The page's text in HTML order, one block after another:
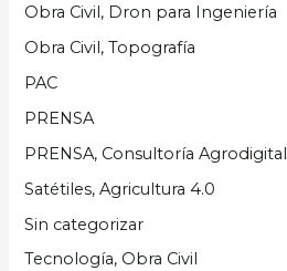
Obra Civil, Dron para Ingeniería
Obra Civil, Topografía
PAC
PRENSA
PRENSA, Consultoría Agrodigital
Satétiles, Agricultura 4.0
Sin categorizar
Tecnología, Obra Civil